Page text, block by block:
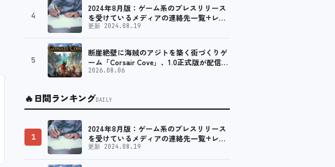
4
2024年8月版：ゲーム系のプレスリリース
を受けているメディアの連絡先一覧+レビ
ュー依頼先一覧
更新 2024.08.19
5
断崖絶壁に海賊のアジトを築く街づくりゲ
ーム「Corsair Cove」、1.0正式版が配信開
始！
2026.08.06
🔥日間ランキングDAILY
1
2024年8月版：ゲーム系のプレスリリース
を受けているメディアの連絡先一覧+レビ
ュー依頼先一覧
更新 2024.08.19